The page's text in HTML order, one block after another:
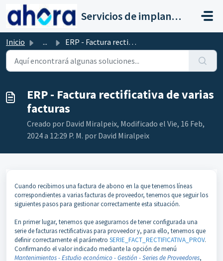
Saltar al contenido principal
Servicios de implantación a clientes de Ahora
Inicio ... ERP - Factura rectificativa de varias facturas
ERP - Factura rectificativa de varias
facturas
Creado por David Miralpeix, Modificado el Vie, 16 Feb,
2024 a 12:29 P. M. por David Miralpeix
Cuando recibimos una factura de abono en la que tenemos líneas
correspondientes a varias facturas de proveedor, tenemos que seguir los
siguientes pasos para gestionar correctamente esta situación.
En primer lugar, tenemos que asegurarnos de tener configurada una
serie de facturas rectificativas para proveedor y, para ello, tenemos que
definir correctamente el parámetro SERIE_FACT_RECTIFICATIVA_PROV.
Confirmando el valor indicado mediante la opción de menú
Mantenimientos - Estudio económico - Gestión - Series de Proveedores,